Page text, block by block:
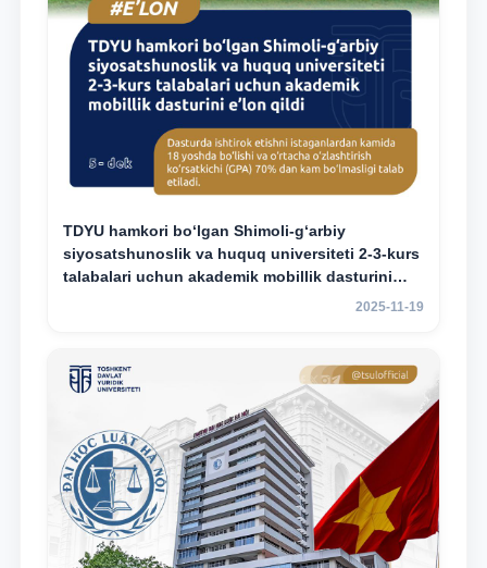
TDYU hamkori bo‘lgan Shimoli-g‘arbiy
siyosatshunoslik va huquq universiteti 2-3-kurs
talabalari uchun akademik mobillik dasturini
2025-11-19